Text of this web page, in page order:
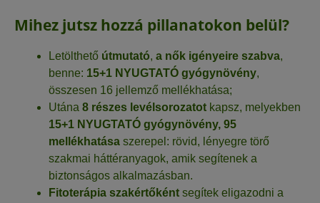
Mihez jutsz hozzá pillanatokon belül?
Letölthető útmutató, a nők igényeire szabva,
benne: 15+1 NYUGTATÓ gyógynövény,
összesen 16 jellemző mellékhatása;
Utána 8 részes levélsorozatot kapsz, melyekben
15+1 NYUGTATÓ gyógynövény, 95
mellékhatása szerepel: rövid, lényegre törő
szakmai háttéranyagok, amik segítenek a
biztonságos alkalmazásban.
Fitoterápia szakértőként segítek eligazodni a